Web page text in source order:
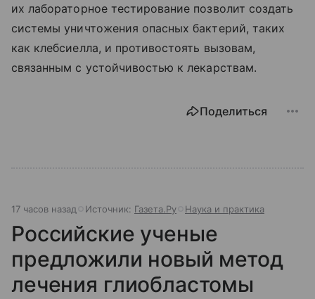
их лабораторное тестирование позволит создать
системы уничтожения опасных бактерий, таких
как клебсиелла, и противостоять вызовам,
связанным с устойчивостью к лекарствам.
Поделиться
17 часов назад Источник: Газета.Ру Наука и практика
Российские ученые
предложили новый метод
лечения глиобластомы